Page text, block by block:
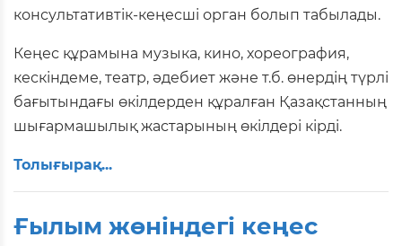
консультативтік-кеңесші орган болып табылады.
Кеңес құрамына музыка, кино, хореография,
кескіндеме, театр, әдебиет және т.б. өнердің түрлі
бағытындағы өкілдерден құралған Қазақстанның
шығармашылық жастарының өкілдері кірді.
Толығырақ...
Ғылым жөніндегі кеңес